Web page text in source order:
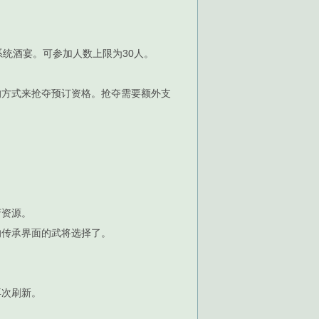
酒宴。可参加人数上限为30人。
式来抢夺预订资格。抢夺需要额外支
源。
承界面的武将选择了。
刷新。